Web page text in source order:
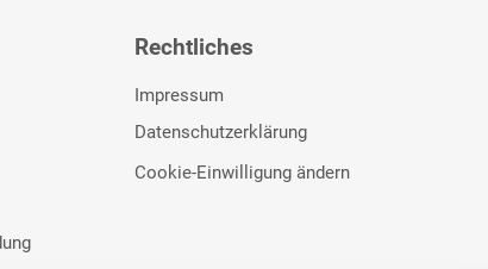
Rechtliches
Impressum
Datenschutzerklärung
Cookie-Einwilligung ändern